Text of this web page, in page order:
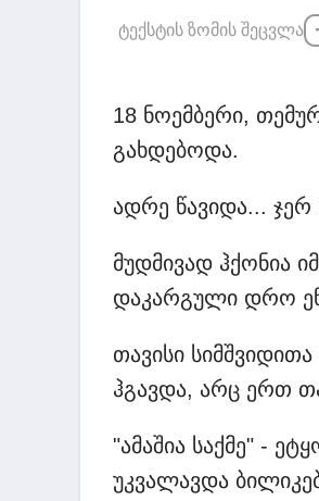
ტექსტის ზომის შეცვლა
18 ნოემბერი,
გახდებოდა.
ადრე წავიდა... ჯერ
მუდმივად ჰქონია
დაკარგული დრო
თავისი
ჰგავდა, არც ერთ
"ამაშია საქმე" -
უკვალავდა